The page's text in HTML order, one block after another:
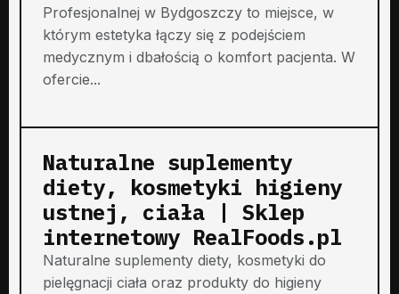
Profesjonalnej w Bydgoszczy to miejsce, w
którym estetyka łączy się z podejściem
medycznym i dbałością o komfort pacjenta. W
ofercie...
Naturalne suplementy
diety, kosmetyki higieny
ustnej, ciała | Sklep
internetowy RealFoods.pl
Naturalne suplementy diety, kosmetyki do
pielęgnacji ciała oraz produkty do higieny